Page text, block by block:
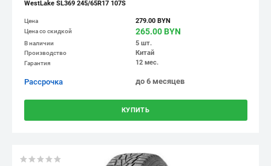
WestLake SL369 245/65R17 107S
Цена 279.00 BYN
Цена со скидкой 265.00 BYN
В наличии 5 шт.
Производство Китай
Гарантия 12 мес.
Рассрочка до 6 месяцев
КУПИТЬ